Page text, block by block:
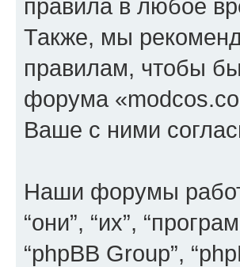
правила в любое
Также, мы
правилам, чтобы
форума
Ваше с ними
Наши форумы
“они”, “их”,
“phpBB Group”,